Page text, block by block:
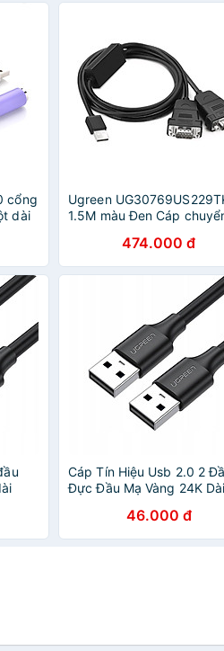
cổng
dài
Ugreen
1.5M màu Đen Cáp
cao cấp - HÀNG CHÍNH
HÃNG
474.000 đ
Cáp Tín Hiệu Usb 2.0 2
Đực Đầu Mạ Vàng 24K
Hàng Chính Hãng
46.000 đ